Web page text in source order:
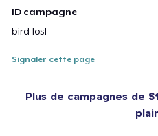
ID campagne
bird-lost
Signaler cette page
Plus de campagnes de